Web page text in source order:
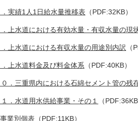
実績1人1日給水量推移表 （PDF:32KB）
上水道における有効水量・有収水量の現
上水道における有収水量の用途別内訳 （
上水道料金及び料金体系 （PDF:40KB）
．三重県内における石綿セメント管の残
．水道用水供給事業・その１ （PDF:36KB
業別個表 （PDF:11KB）